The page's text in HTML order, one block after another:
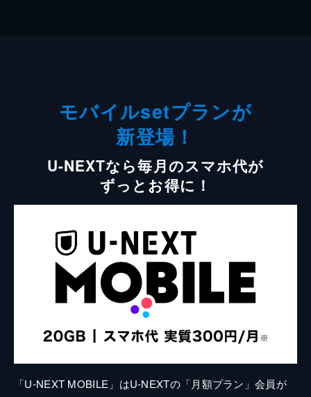
モバイルsetプランが
新登場！
U-NEXTなら毎月のスマホ代が
ずっとお得に！
「U-NEXT MOBILE」はU-NEXTの「月額プラン」会員が